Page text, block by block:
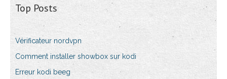
Top Posts
Vérificateur nordvpn
Comment installer showbox sur kodi
Erreur kodi beeg